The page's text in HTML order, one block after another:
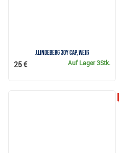
J.Lindeberg 30Y Cap, Weiß
Auf Lager3Stk.
25 €